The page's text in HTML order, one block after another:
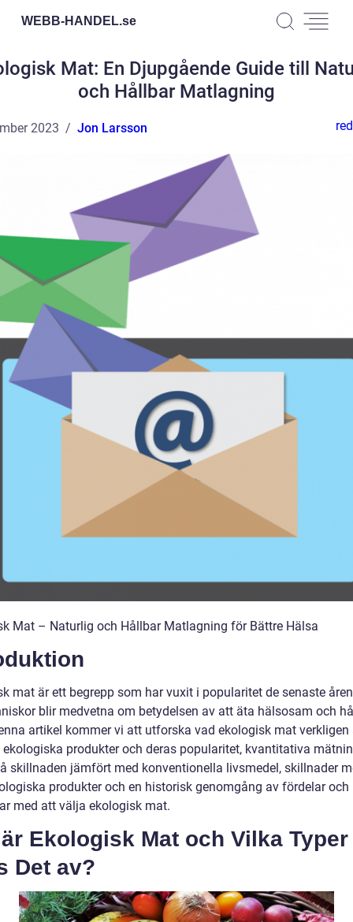
WEBB-HANDEL.se
Mat: En Djupgående Guide till
och Hållbar Matlagning
2023 Jon Larsson
Mat – Naturlig och Hållbar Matlagning för Bättre Hälsa
mat är ett begrepp som har vuxit i popularitet de senaste
blir medvetna om betydelsen av att äta hälsosam och
artikel kommer vi att utforska vad ekologisk mat verkligen
ekologiska produkter och deras popularitet, kvantitativa
skillnaden jämfört med konventionella livsmedel, skillnader
produkter och en historisk genomgång av fördelar och
med att välja ekologisk mat.
Ekologisk Mat och Vilka Typer
Det av?